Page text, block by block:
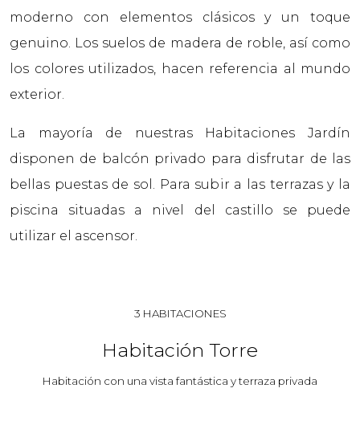
moderno con elementos clásicos y un toque
genuino. Los suelos de madera de roble, así como
los colores utilizados, hacen referencia al mundo
exterior.
La mayoría de nuestras Habitaciones Jardín
disponen de balcón privado para disfrutar de las
bellas puestas de sol. Para subir a las terrazas y la
piscina situadas a nivel del castillo se puede
utilizar el ascensor.
3 HABITACIONES
Habitación Torre
Habitación con una vista fantástica y terraza privada